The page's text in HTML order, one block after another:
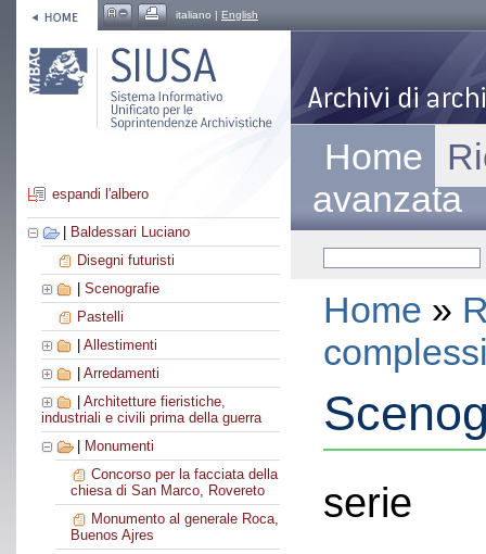
italiano | English
espandi l'albero
Baldessari Luciano
Disegni futuristi
Scenografie
Pastelli
Allestimenti
Arredamenti
Architetture fieristiche,
industriali e civili prima della guerra
Monumenti
Concorso per la facciata della
chiesa di San Marco, Rovereto
Monumento al generale Roca,
Buenos Ajres
Home
avanzata
Home »
serie